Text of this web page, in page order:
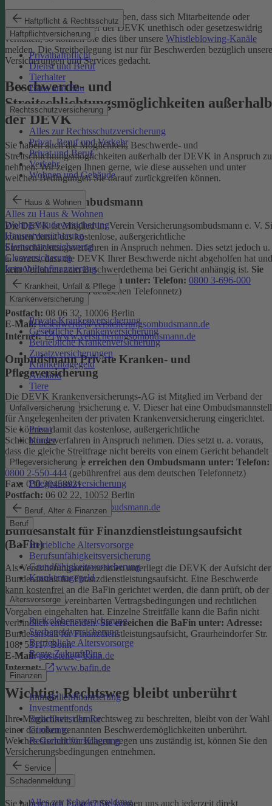
Haftpflicht & Rechtsschutz
Haftpflichtversicherung
Privathaftpflicht
Dienst und Beruf
Tierhalter
Haus und Bau
Rechtsschutzversicherung
Alles zur Rechtsschutzversicherung
Privat, Beruf und Verkehr
Privat und Beruf
Verkehr
Wohnen und Gebäude
Haus & Wohnen
Alles zu Haus & Wohnen
Wohngebäudeversicherung
Hausratversicherung
Elementarversicherung
Glasversicherung
Immobilienfinanzierung
Krankheit, Unfall & Pflege
Krankenversicherung
Private Krankenversicherung
Gesetzliche Krankenversicherung
Betriebliche Krankenversicherung
Zusatzversicherungen
Krankentagegeld
Ausland
Tiere
Unfallversicherung
Privat
Kinder
Pflegeversicherung
Pflegezusatzversicherung
Beruf, Alter & Finanzen
Beruf
Betriebliche Altersvorsorge
Berufsunfähigkeitsversicherung
Grundfähigkeitsversicherung
Krankentagegeld
Altersvorsorge
Risikolebensversicherung
Sterbegeldversicherung
Betriebliche Altersvorsorge
Rente ZukunftPlus
Finanzen
Immobilienfinanzierung
Investmentfonds
SmartInvest Junior
Girokonto
Restschuldversicherung
Service
Schadenmeldung
Alles zur Schadenmeldung
Wenn Sie Kenntnis darüber haben, dass sich Mitarbeitende oder
Partnerinnen und Partner der DEVK unethisch oder gesetzeswidrig
verhalten, so können Sie dies über unsere Whistleblowing-Kanäle
melden. Die Streitbeilegung ist nur für Beschwerden bezüglich
Versicherungen und Services gedacht.
Beschwerde- und
Streitschlichtungsmöglichkeiten außerhalb
der DEVK
Sie haben auch die Möglichkeit, Beschwerde- und
Streitschlichtungsmöglichkeiten außerhalb der DEVK in Anspruch zu
nehmen. Wir zeigen Ihnen gerne, wie diese aussehen und unter
welchen Bedingungen Sie darauf zurückgreifen können.
Versicherungsombudsmann
Die DEVK ist Mitglied im Verein Versicherungsombudsmann e. V.
können damit das kostenlose, außergerichtliche
Streitschlichtungsverfahren in Anspruch nehmen. Dies setzt jedoch u.
a. voraus, dass die DEVK Ihrer Beschwerde nicht abgeholfen hat und
kein Verfahren zum Beschwerdethema bei Gericht anhängig ist. Sie
erreichen den Ombudsmann unter: Telefon: 0800 3-696-000
(gebührenfrei aus dem deutschen Telefonnetz)
Fax:0800 3-699-000
Postfach: 08 06 32, 10006 Berlin
E-Mail:beschwerde@versicherungsombudsmann.de
Internet:
www.versicherungsombudsmann.de
Ombudsmann Private Kranken- und
Pflegeversicherung
Die DEVK Krankenversicherungs-AG ist Mitglied im Verband der
privaten Krankenversicherung e. V. Dieser hat eine
für Angelegenheiten der privaten Krankenversicherung eingerichtet.
Sie können damit das kostenlose, außergerichtliche
Schlichtungsverfahren in Anspruch nehmen. Dies setzt u. a. voraus,
dass die gleiche Streitfrage nicht bereits von einem Gericht behandelt
wird oder wurde.Sie erreichen den Ombudsmann unter: Telefon:
0800 2-550-444 (gebührenfrei aus dem deutschen Telefonnetz)
Fax: 030 20458931
Postfach: 06 02 22, 10052 Berlin
Internet:
www.pkv-ombudsmann.de
Bundesanstalt für Finanzdienstleistungsaufsicht
(BaFin)
Als Versicherungsunternehmen unterliegt die DEVK der Aufsicht der
Bundesanstalt für Finanzdienstleistungsaufsicht. Eine Beschwerde
kann kostenfrei an die BaFin gerichtet werden, die dann prüft, ob der
Versicherer die vereinbarten Vertragsbedingungen und rechtlichen
Vorgaben eingehalten hat. Einzelne Streitfälle kann die Bafin nicht
verbindlich entscheiden.Sie erreichen die BaFin unter: Adresse:
Bundesanstalt für Finanzdienstleistungsaufsicht, Graurheindorfer Str.
108, 53117 Bonn
E-Mail: poststelle@bafin.de
Internet:
www.bafin.de
Wichtig: Rechtsweg bleibt unberührt
Ihre Möglichkeit, den Rechtsweg zu beschreiten, bleibt von der Wahl
einer der oben genannten Beschwerdemöglichkeiten unberührt.
Welches Gericht für Klagen gegen uns zuständig ist, können Sie den
Versicherungsbedingungen entnehmen.
Kontakt
Sie haben noch Fragen? Sie können uns auch jederzeit direkt